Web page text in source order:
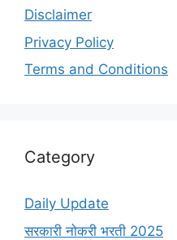
Disclaimer
Privacy Policy
Terms and Conditions
Category
Daily Update
सरकारी नोकरी भरती 2025